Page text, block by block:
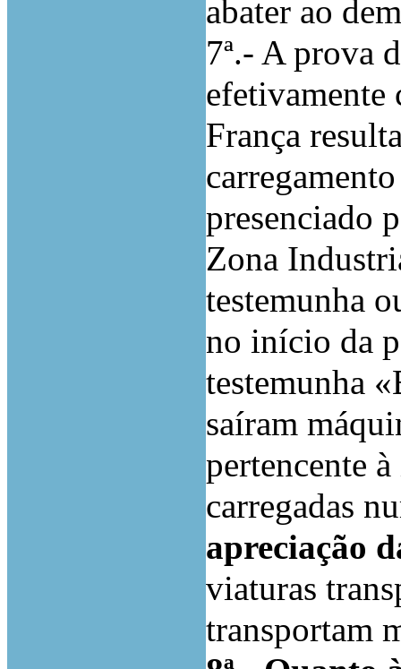
abater ao
7ª.- A prova
efetivamente
França
presenciado
Zona
testemunha
no início da
testemunha
saíram
pertencente
carregadas
apreciação
viaturas
transportam